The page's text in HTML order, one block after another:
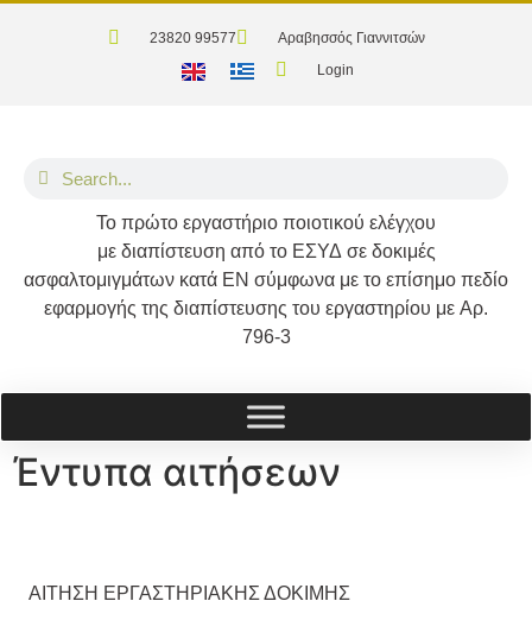
23820 99577
Αραβησσός Γιαννιτσών
Login
Το πρώτο εργαστήριο ποιοτικού ελέγχου
με διαπίστευση από το ΕΣΥΔ σε δοκιμές
ασφαλτομιγμάτων κατά ΕΝ σύμφωνα με το επίσημο πεδίο
εφαρμογής της διαπίστευσης του εργαστηρίου με Αρ.
796-3
Έντυπα αιτήσεων
ΑΙΤΗΣΗ ΕΡΓΑΣΤΗΡΙΑΚΗΣ ΔΟΚΙΜΗΣ